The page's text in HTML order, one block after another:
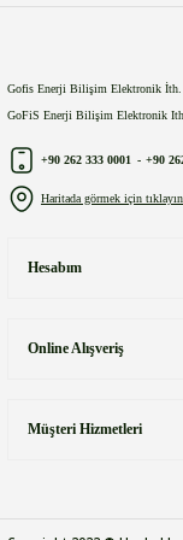
Gofis Enerji Bilişim Elektronik İth.
GoFiS Enerji Bilişim Elektronik
+90 262 333 0001 - +90
Haritada görmek için
Hesabım
Online Alışveriş
Müşteri Hizmetleri